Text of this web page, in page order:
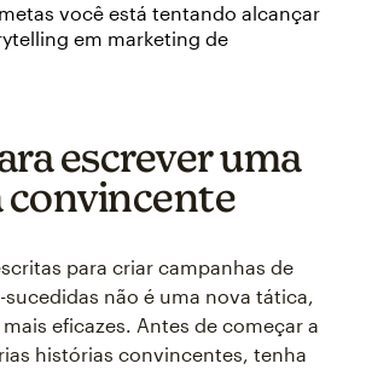
você está tentando alcançar
em marketing de
escrever uma
para criar campanhas de
não é uma nova tática,
eficazes. Antes de começar a
histórias convincentes, tenha